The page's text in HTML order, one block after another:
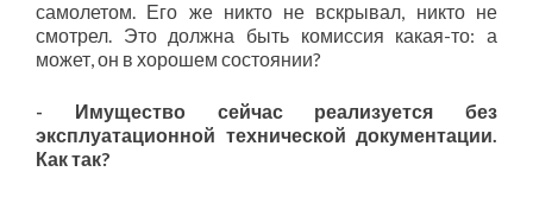
самолетом. Его же никто не вскрывал, никто не
смотрел. Это должна быть комиссия какая-то: а
может, он в хорошем состоянии?
- Имущество сейчас реализуется без
эксплуатационной технической документации.
Как так?